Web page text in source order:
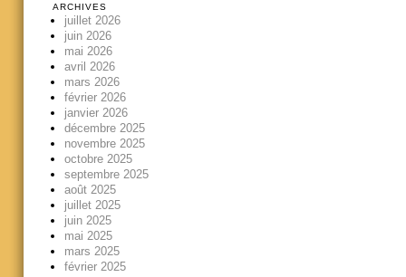
ARCHIVES
juillet 2026
juin 2026
mai 2026
avril 2026
mars 2026
février 2026
janvier 2026
décembre 2025
novembre 2025
octobre 2025
septembre 2025
août 2025
juillet 2025
juin 2025
mai 2025
mars 2025
février 2025